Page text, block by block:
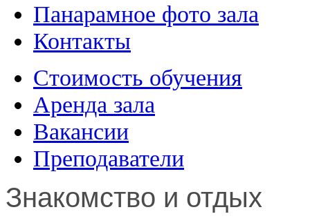
Панарамное фото зала
Контакты
Стоимость обучения
Аренда зала
Вакансии
Преподаватели
Знакомство и отдых